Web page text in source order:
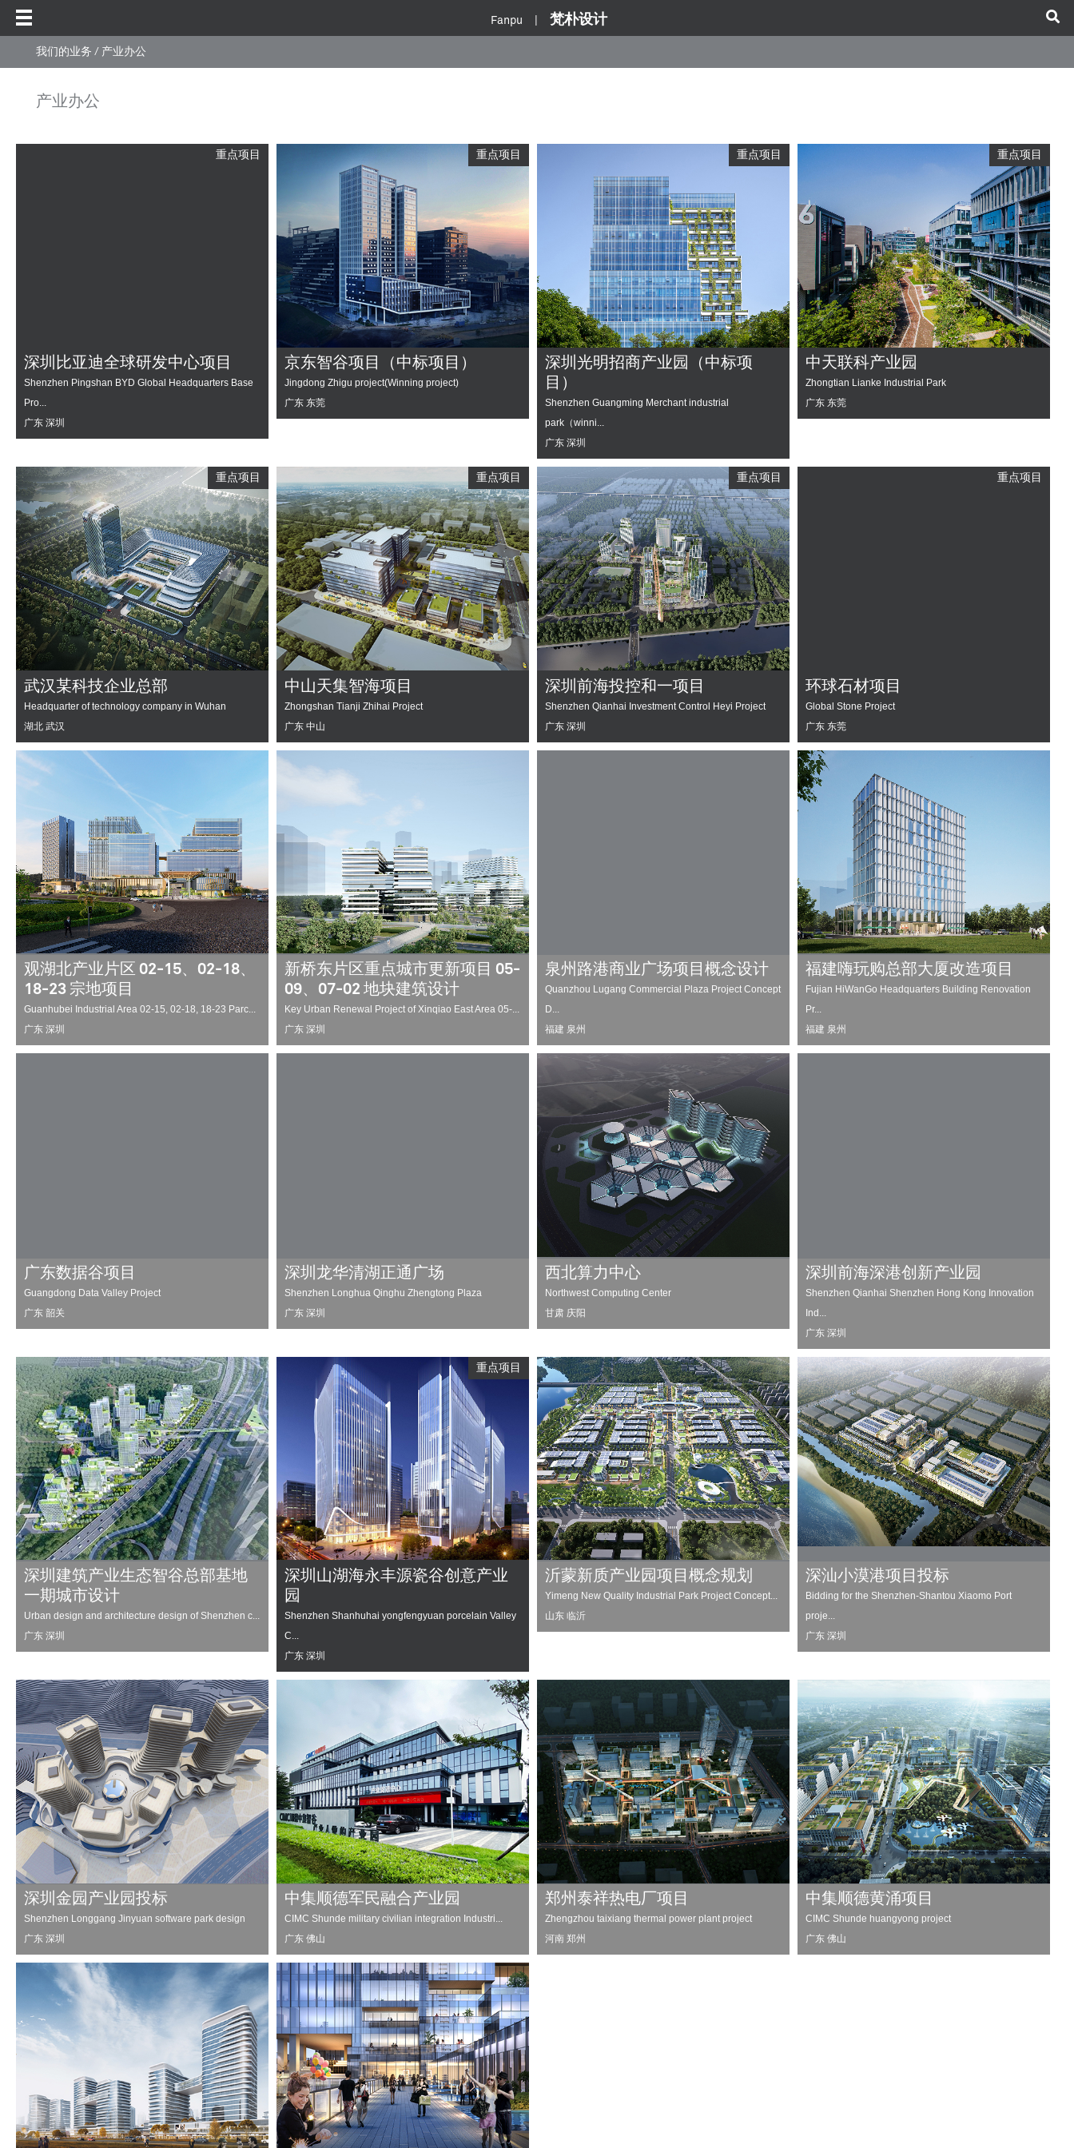
Fanpu | 梵朴设计
我们的业务 / 产业办公
产业办公
重点项目
深圳比亚迪全球研发中心项目
Shenzhen Pingshan BYD Global Headquarters Base
Pro...
广东 深圳
重点项目
京东智谷项目（中标项目）
Jingdong Zhigu project(Winning project)
广东 东莞
重点项目
深圳光明招商产业园（中标项
目）
Shenzhen Guangming Merchant industrial
park（winni...
广东 深圳
重点项目
中天联科产业园
Zhongtian Lianke Industrial Park
广东 东莞
重点项目
武汉某科技企业总部
Headquarter of technology company in Wuhan
湖北 武汉
重点项目
中山天集智海项目
Zhongshan Tianji Zhihai Project
广东 中山
重点项目
深圳前海投控和一项目
Shenzhen Qianhai Investment Control Heyi Project
广东 深圳
重点项目
环球石材项目
Global Stone Project​
广东 东莞
观湖北产业片区 02-15、02-18、
18-23 宗地项目
Guanhubei Industrial Area 02-15, 02-18, 18-23 Parc...
广东 深圳
新桥东片区重点城市更新项目 05-
09、07-02 地块建筑设计
Key Urban Renewal Project of Xinqiao East Area 05-...
广东 深圳
泉州路港商业广场项目概念设计
Quanzhou Lugang Commercial Plaza Project Concept
D...
福建 泉州
福建嗨玩购总部大厦改造项目
Fujian HiWanGo Headquarters Building Renovation
Pr...
福建 泉州
广东数据谷项目
Guangdong Data Valley Project
广东 韶关
深圳龙华清湖正通广场
Shenzhen Longhua Qinghu Zhengtong Plaza
广东 深圳
西北算力中心
Northwest Computing Center
甘肃 庆阳
深圳前海深港创新产业园
Shenzhen Qianhai Shenzhen Hong Kong Innovation
Ind...
广东 深圳
深圳建筑产业生态智谷总部基地
一期城市设计
Urban design and architecture design of Shenzhen c...
广东 深圳
重点项目
深圳山湖海永丰源瓷谷创意产业
园
Shenzhen Shanhuhai yongfengyuan porcelain Valley
C...
广东 深圳
沂蒙新质产业园项目概念规划
Yimeng New Quality Industrial Park Project Concept...
山东 临沂
深汕小漠港项目投标
Bidding for the Shenzhen-Shantou Xiaomo Port
proje...
广东 深圳
深圳金园产业园投标
Shenzhen Longgang Jinyuan software park design
广东 深圳
中集顺德军民融合产业园
CIMC Shunde military civilian integration Industri...
广东 佛山
郑州泰祥热电厂项目
Zhengzhou taixiang thermal power plant project
河南 郑州
中集顺德黄涌项目
CIMC Shunde huangyong project
广东 佛山